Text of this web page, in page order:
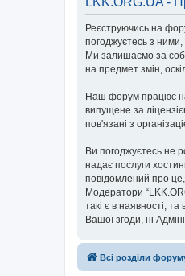
Реєструючись на
погоджуєтесь з
Ми залишаємо за
на предмет змін,
Наш форум працює на
випущене за
пов'язані з
Ви погоджуєтесь не
надає послуги
повідомлений про
Модератори
такі є в наявності,
Вашої згоди, ні
Всі розділи